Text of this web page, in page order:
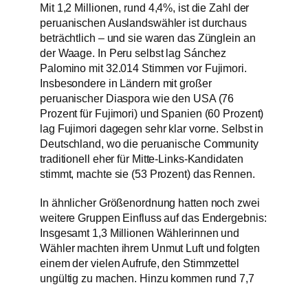
Mit 1,2 Millionen, rund 4,4%, ist die Zahl der
peruanischen Auslandswähler ist durchaus
beträchtlich – und sie waren das Zünglein an
der Waage. In Peru selbst lag Sánchez
Palomino mit 32.014 Stimmen vor Fujimori.
Insbesondere in Ländern mit großer
peruanischer Diaspora wie den USA (76
Prozent für Fujimori) und Spanien (60 Prozent)
lag Fujimori dagegen sehr klar vorne. Selbst in
Deutschland, wo die peruanische Community
traditionell eher für Mitte-Links-Kandidaten
stimmt, machte sie (53 Prozent) das Rennen.
In ähnlicher Größenordnung hatten noch zwei
weitere Gruppen Einfluss auf das Endergebnis:
Insgesamt 1,3 Millionen Wählerinnen und
Wähler machten ihrem Unmut Luft und folgten
einem der vielen Aufrufe, den Stimmzettel
ungültig zu machen. Hinzu kommen rund 7,7